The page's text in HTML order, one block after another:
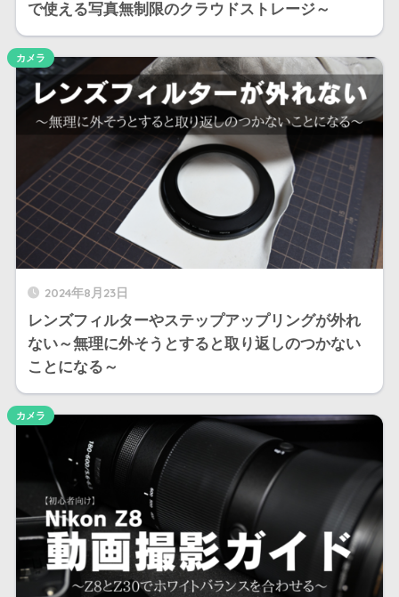
で使える写真無制限のクラウドストレージ～
2024年8月23日
レンズフィルターやステップアップリングが外れ
ない～無理に外そうとすると取り返しのつかない
ことになる～
カメラ
カメラ